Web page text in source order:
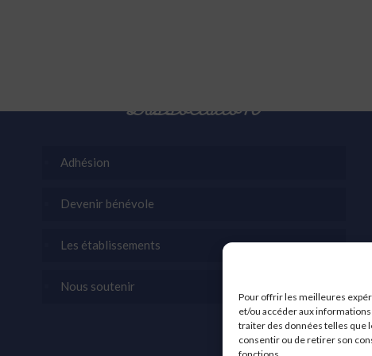
Pour offrir les meilleures
et/ou accéder aux
traiter des données telles que
consentir ou de retirer son
L’association
Adhésion
Devenir bénévole
Les établissements
Nous soutenir